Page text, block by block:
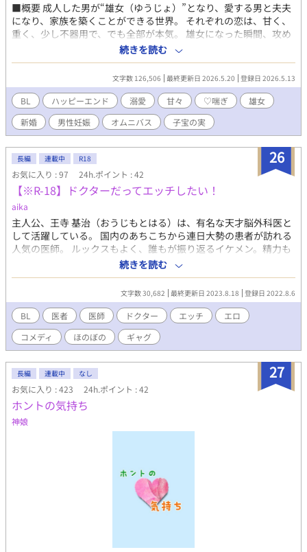
■概要 成人した男が“雄女（ゆうじょ）”となり、愛する男と夫夫
になり、家族を築くことができる世界。 それぞれの恋は、甘く、
重く、少し不器用で、でも全部が本気。 雄女になった瞬間、攻め
たちの理性と独占欲は限界突破。 「お前だけ」「逃がさない」
「俺の隣にいろ」――それぞれの溺愛が詰まった、新婚BLオムニ
バス。 ■一言コメント 出会い(#1)→カップル(#2)→甘々(#3)("♡
喘ぎ”有・R15相当) の王道展開 ■キーワード ライバル / 幼馴染 /
親友から恋人 / 上司部下 / ヤクザ / 年下攻め / アイドル / 記憶喪失 /
獣人 / 刑事×闇医者 ■カップルリスト 1.『怖い上司が、家では俺
を褒め殺してくる』 神崎怜士（かんざき・れいじ） × 橘遥斗
（たちばな・はると） 上司×部下 2.『負けたくないのに、抱かれ
るたび好きになる』 獅堂零一（しどう・れいいち） × 藤咲優牙
（ふじさき・ゆうが） ライバル 3.『幼馴染じゃ足りないって、先
に言ってよ』 朝霧律（あさぎり・りつ） × 星野灯真（ほしの・と
うま） 幼馴染 4.『国民的アイドル、俺の前だけ大型猫になりま
す』 天峰奏（あまみね・かなで） × 枢木伊織（くるるぎ・いお
り） アイドル×マネージャー 5.『記憶をなくしても、お前だけは
忘れなかった』 九条瑛一（くじょう・えいいち） × 桜庭湊（さ
くらば・みなと） 記憶喪失 6.『ヤクザ若頭に保護されたら、なぜ
か嫁扱いです』 龍ヶ崎燎牙（りゅうがさき・りょうが） × 夜見
坂澄夜（よみさか・すみや） ヤクザ若頭×一般人 7.『親友の距離
感、最初からバグってました』 白峰匡（しらみね・たすく） × 黒
瀬千隼（くろせ・ちはや） 親友同士 8.『甘やかして育てた後輩
に、逆に甘やかされています』 霧生朔也（きりゅう・さくや） ×
綾瀬楓（あやせ・かえで） 先輩×後輩 9.『狼獣人に“番”認定され
ました』 獅丸虎太郎（ししまる・こたろう） × 羽白晴臣（はじ
ろ・はるおみ） 獣人×普通青年 10.『刑事と闇医者、傷だらけの
恋を縫い合わせる』 黒崎凱（くろさき・がい） × 白石汐音（し
らいし・しおん） 刑事×闇医者 ◾️AI活用 ・表紙（AIイラスト） ・
会話テンポ＆文章校正 ・シリーズ被り調整 ・タイトル/名前/タグ
案 ◾️その他 ・#1/#2は全年齢対象。#3のみR15相当。
続きを読む
文字数 126,506 最終更新日 2026.5.20 登録日 2026.5.13
BL ハッピーエンド 溺愛 甘々 ♡喘ぎ
雄女
新婚
男性妊娠 オムニバス 子宝の実
26
長編 連載中 R18
お気に入り : 97 24h.ポイント : 42
【※R-18】ドクターだってエッチしたい！
aika
主人公、王寺 基治（おうじもとはる）は、有名な天才脳外科医と
して活躍している。 国内のあちこちから連日大勢の患者が訪れる
人気の医師。 ルックスもよく、誰もが振り返るイケメン。精力も
人一倍ある。 彼はあまりの忙しさにプライベートの時間がほぼ取
れないことにストレスを感じていた。 エッチしたくてたまらない
のに、時間がない。 恋人を作ろうにも、時間がない。 一人で暮ら
すには大きすぎる高級マンションで孤独な生活を送る王寺。 天才
医師でその上ルックスもパーフェクトな彼に、言い寄ってくる男
は五万といる。 同僚の医師、看護士、薬剤師、検査技師、など総
モテ状態の彼は、恋の相手に一体誰を選ぶのか？ とりあえずエッ
チしてみてから相手を決めようということにして・・・
続きを読む
文字数 30,682 最終更新日 2023.8.18 登録日 2022.8.6
BL 医者 医師 ドクター エッチ
エロ
コメディ
ほのぼの ギャグ
27
長編 連載中 なし
お気に入り : 423 24h.ポイント : 42
ホントの気持ち
神娘